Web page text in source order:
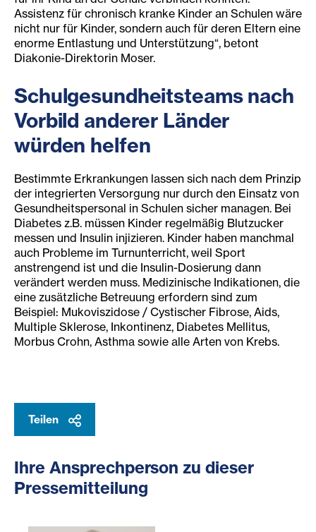
Assistenz für chronisch kranke Kinder an Schulen wäre
nicht nur für Kinder, sondern auch für deren Eltern eine
enorme Entlastung und Unterstützung“, betont
Diakonie-Direktorin Moser.
Schulgesundheitsteams nach
Vorbild anderer Länder
würden helfen
Bestimmte Erkrankungen lassen sich nach dem Prinzip
der integrierten Versorgung nur durch den Einsatz von
Gesundheitspersonal in Schulen sicher managen. Bei
Diabetes z.B. müssen Kinder regelmäßig Blutzucker
messen und Insulin injizieren. Kinder haben manchmal
auch Probleme im Turnunterricht, weil Sport
anstrengend ist und die Insulin-Dosierung dann
verändert werden muss. Medizinische Indikationen, die
eine zusätzliche Betreuung erfordern sind zum
Beispiel: Mukoviszidose / Cystischer Fibrose, Aids,
Multiple Sklerose, Inkontinenz, Diabetes Mellitus,
Morbus Crohn, Asthma sowie alle Arten von Krebs.
Teilen
Ihre Ansprechperson zu dieser
Pressemitteilung